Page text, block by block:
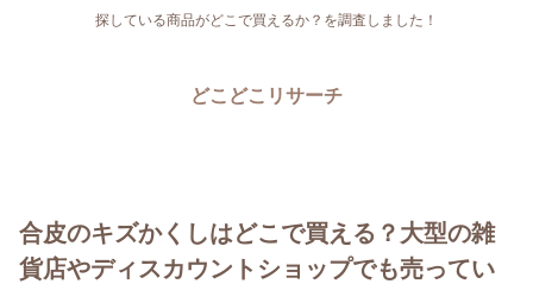
探している商品がどこで買えるか？を調査しました！
どこどこリサーチ
合皮のキズかくしはどこで買える？大型の雑
貨店やディスカウントショップでも売ってい